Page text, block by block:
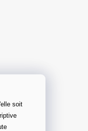
soit